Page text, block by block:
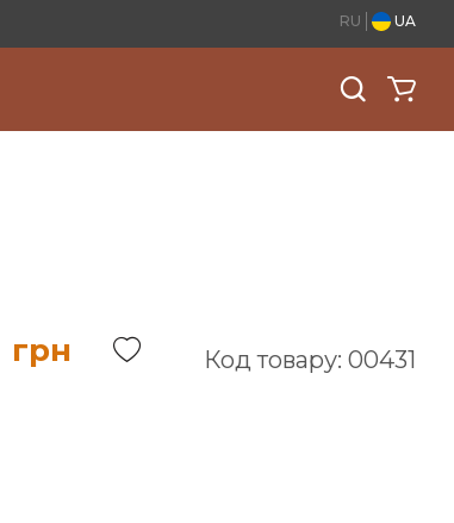
RU UA
грн Код товару: 00431